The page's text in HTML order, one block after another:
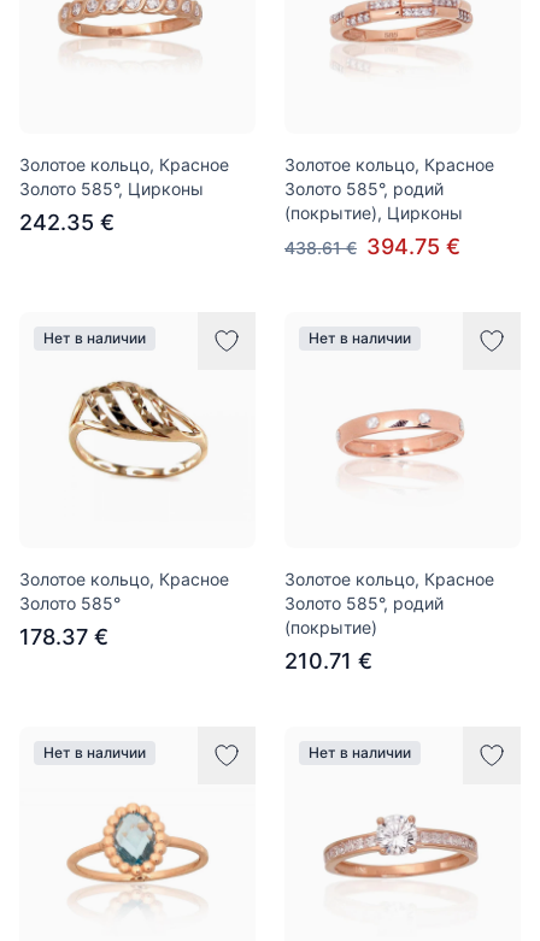
Золотое кольцо, Красное
Золото 585°, Цирконы
242.35 €
Золотое кольцо, Красное
Золото 585°, родий
(покрытие), Цирконы
438.61 € 394.75 €
Нет в наличии
Золотое кольцо, Красное
Золото 585°
178.37 €
Нет в наличии
Золотое кольцо, Красное
Золото 585°, родий
(покрытие)
210.71 €
Нет в наличии Нет в наличии